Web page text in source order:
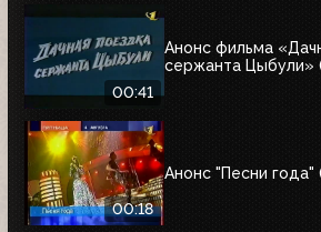
00:41
Анонс фильма
сержанта Цыбули»
00:18
Анонс "Песни